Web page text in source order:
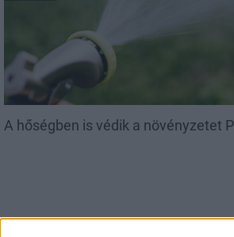
A hőségben is védik a növényzetet